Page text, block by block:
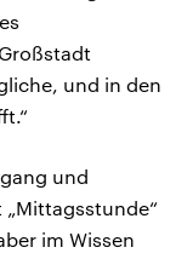
und in den
und
im Wissen